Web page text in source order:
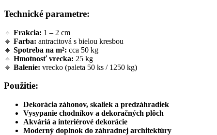
Technické parametre:
🔹 Frakcia: 1 – 2 cm
🔹 Farba: antracitová s bielou kresbou
🔹 Spotreba na m²: cca 50 kg
🔹 Hmotnosť vrecka: 25 kg
🔹 Balenie: vrecko (paleta 50 ks / 1250 kg)
Použitie:
Dekorácia záhonov, skaliek a predzáhradiek
Vysypanie chodníkov a dekoračných plôch
Akváriá a interiérové dekorácie
Moderný doplnok do záhradnej architektúry